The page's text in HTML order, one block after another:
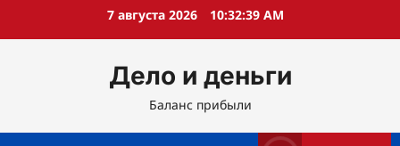
7 августа 2026 10:32:40 AM
Дело и деньги
Баланс прибыли